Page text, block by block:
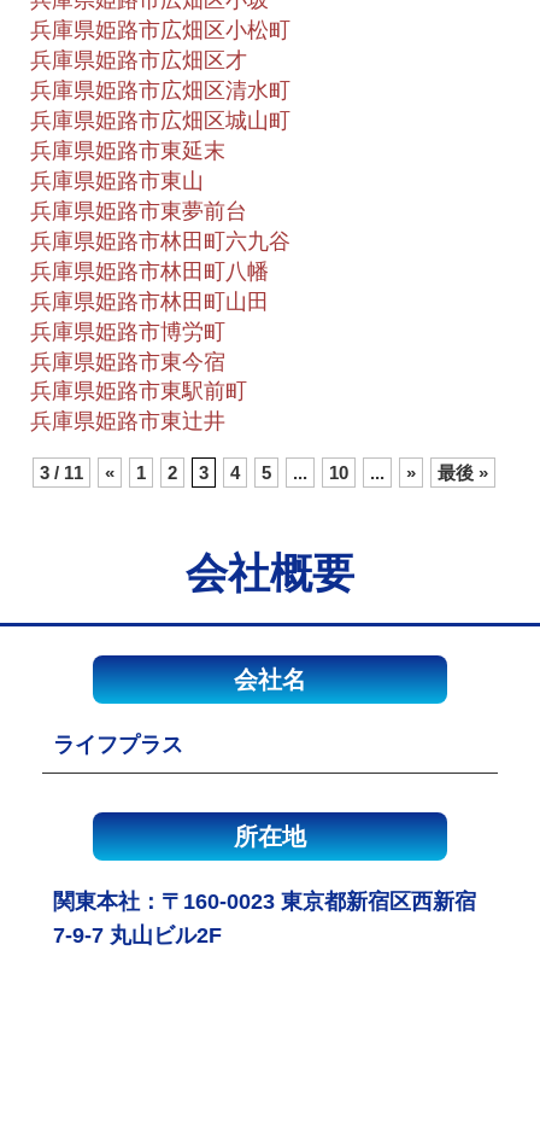
兵庫県姫路市広畑区小松町
兵庫県姫路市広畑区才
兵庫県姫路市広畑区清水町
兵庫県姫路市広畑区城山町
兵庫県姫路市東延末
兵庫県姫路市東山
兵庫県姫路市東夢前台
兵庫県姫路市林田町六九谷
兵庫県姫路市林田町八幡
兵庫県姫路市林田町山田
兵庫県姫路市博労町
兵庫県姫路市東今宿
兵庫県姫路市東駅前町
兵庫県姫路市東辻井
3 / 11 « 1 2 3 4 5 ... 10 ... » 最後 »
会社概要
会社名
ライフプラス
所在地
関東本社：〒160-0023 東京都新宿区西新宿
7-9-7 丸山ビル2F